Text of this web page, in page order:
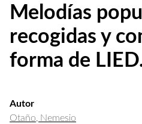
Melodías
recogidas y
forma de
Autor
Otaño, Nemesio